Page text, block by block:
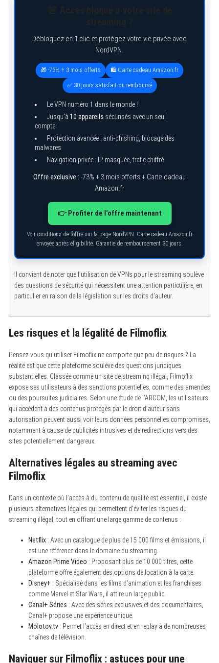
Débloquez en 1 clic et protégez votre vie privée avec
NordVPN.
🎁 -73% + 3 mois offerts 🛍️ Carte cadeau Amazon.fr
✅ 30 jours satisfait ou remboursé
Le VPN numéro 1 dans le monde !
Jusqu’à 10 appareils sécurisés avec un seul
compte
Protection avancée : anti-phishing, blocage des
malwares
Navigation privée : IP masquée, trafic chiffré
Offre exclusive : -73% + 3 mois offerts + Carte cadeau
Amazon.fr
👉 Profiter de l’offre maintenant
Voir conditions de l’offre sur la page NordVPN. Carte cadeau Amazon.fr
envoyée après éligibilité. Garantie de remboursement 30 jours.
Il convient de noter que l’utilisation de VPNs pour le streaming soulève
des questions de sécurité qui nécessitent une attention particulière, en
particulier en raison de la législation sur les droits d’auteur.
Les risques et la légalité de Filmoflix
Pensez-vous qu’utiliser Filmoflix ne comporte que peu de risques ? La
réalité est que cette plateforme soulève des questions juridiques
substantielles. Classée comme un site de streaming illégal, Filmoflix
expose ses utilisateurs à des sanctions potentielles, comme des amendes
ou des poursuites judiciaires. Selon une étude de l’ARCOM, les utilisateurs
qui accèdent à des contenus protégés par le droit d’auteur sans
autorisation peuvent aussi voir leurs données personnelles compromises,
notamment à cause de publicités intrusives et de redirections vers des
sites potentiellement dangereux.
Alternatives légales au streaming avec
Filmoflix
Dans un contexte où l’accès à du contenu de qualité est essentiel, il existe
plusieurs alternatives légales qui permettent d’éviter les risques du
streaming illégal, tout en offrant une large gamme de contenus :
Netflix: Avec un catalogue de plus de 15 000 films et émissions, il
est une référence dans le domaine du streaming.
Amazon Prime Video : Proposant plus de 10 000 titres, cette
plateforme offre également des options de location à la carte.
Disney+ : Spécialisé dans les films d’animation et les franchises
comme Marvel et Star Wars, il attire un large public.
Canal+ Séries : Avec des séries exclusives et des documentaires,
Canal+ propose une expérience unique.
Molotov.tv: Permet l’accès en direct et en replay à de nombreuses
chaînes de télévision.
Naviguer sur Filmoflix : astuces pour une
S
e
r
h
f